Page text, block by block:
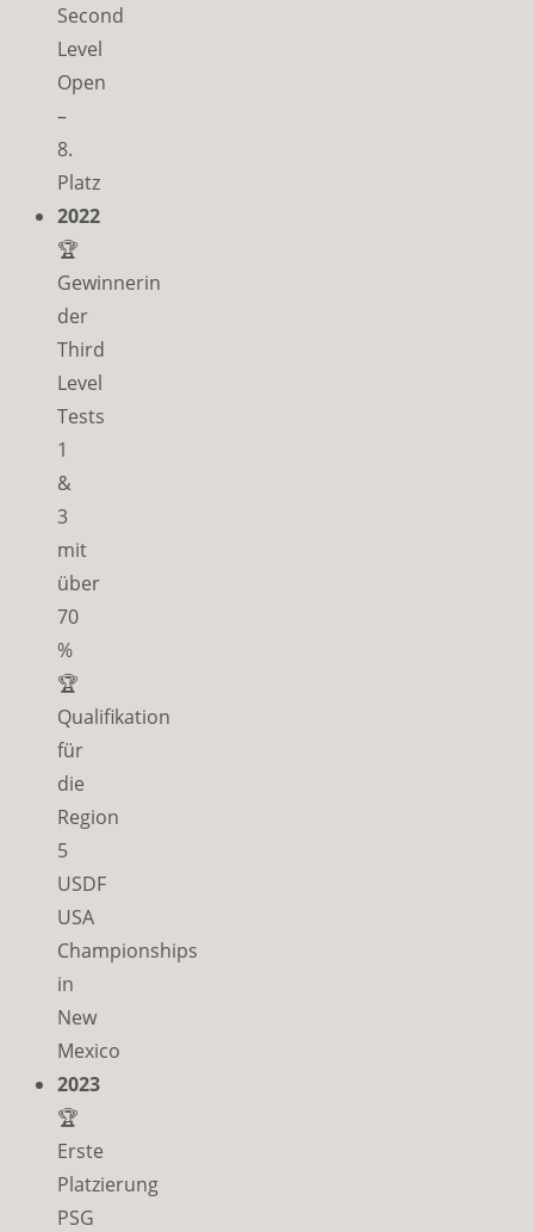
Second
Level
Open
–
8.
Platz
2022
🏆
Gewinnerin
der
Third
Level
Tests
1
&
3
mit
über
70
%
🏆
Qualifikation
für
die
Region
5
USDF
USA
Championships
in
New
Mexico
2023
🏆
Erste
Platzierung
PSG